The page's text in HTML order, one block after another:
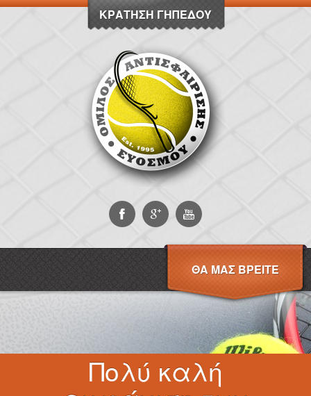
ΚΡΆΤΗΣΗ ΓΗΠΈΔΟΥ
ΘΑ ΜΑΣ ΒΡΕΊΤΕ
Πολύ καλή